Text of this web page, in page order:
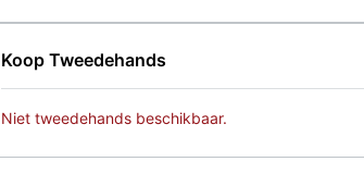
Koop Tweedehands
Niet tweedehands beschikbaar.